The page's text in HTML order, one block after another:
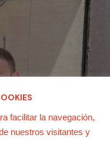
facilitar la navegación,
nuestros visitantes y